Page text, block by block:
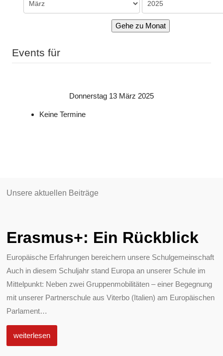
Gehe zu Monat
Events für
Donnerstag 13 März 2025
Keine Termine
Unsere aktuellen Beiträge
Erasmus+: Ein Rückblick
Europäische Erfahrungen bereichern unsere Schulgemeinschaft
Auch in diesem Schuljahr stand Europa an unserer Schule im
Mittelpunkt: Neben zwei Gruppenmobilitäten – einer Begegnung
mit unserer Partnerschule aus Viterbo (Italien) am Europäischen
Parlament…
weiterlesen